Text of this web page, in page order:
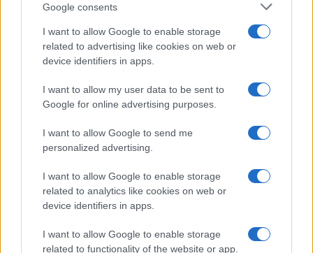
Google consents
I want to allow Google to enable storage
related to advertising like cookies on web or
device identifiers in apps.
I want to allow my user data to be sent to
Google for online advertising purposes.
I want to allow Google to send me
personalized advertising.
I want to allow Google to enable storage
related to analytics like cookies on web or
device identifiers in apps.
I want to allow Google to enable storage
related to functionality of the website or app.
Sui contenuti però ci impuntammo, erano quelli e
sarebbero rimasti quelli. Alla fine il business plan
rimase il nostro, virgole comprese (sic!), ma
rinacque sulla loro carta intestata. Per il disturbo
ci fatturarono 27mila euro. Era chiaramente una
comportamento giuridicamente ineccepibile, che
denunciare, pena l’uscita dai business e dal
sistema bancario. Potrei scrivere una decina di
consulenza, e come si giostra nelle burocrazie